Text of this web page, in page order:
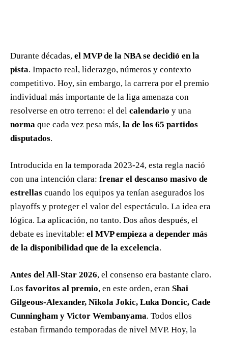
Durante décadas, el MVP de la NBA se decidió en la
pista. Impacto real, liderazgo, números y contexto
competitivo. Hoy, sin embargo, la carrera por el premio
individual más importante de la liga amenaza con
resolverse en otro terreno: el del calendario y una
norma que cada vez pesa más, la de los 65 partidos
disputados.
Introducida en la temporada 2023-24, esta regla nació
con una intención clara: frenar el descanso masivo de
estrellas cuando los equipos ya tenían asegurados los
playoffs y proteger el valor del espectáculo. La idea era
lógica. La aplicación, no tanto. Dos años después, el
debate es inevitable: el MVP empieza a depender más
de la disponibilidad que de la excelencia.
Antes del All-Star 2026, el consenso era bastante claro.
Los favoritos al premio, en este orden, eran Shai
Gilgeous-Alexander, Nikola Jokic, Luka Doncic, Cade
Cunningham y Victor Wembanyama. Todos ellos
estaban firmando temporadas de nivel MVP. Hoy, la